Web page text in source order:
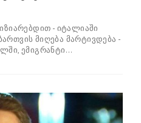
- იტალიაში
მიღება მარტივდება -
ემიგრანტი...